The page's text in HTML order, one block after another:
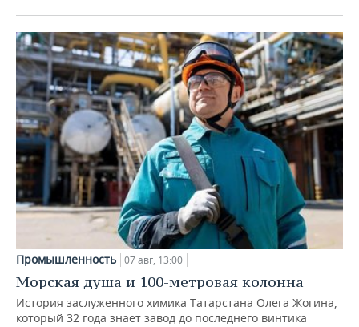
Промышленность 07 авг, 13:00
Морская душа и 100-метровая колонна
История заслуженного химика Татарстана Олега Жогина,
который 32 года знает завод до последнего винтика